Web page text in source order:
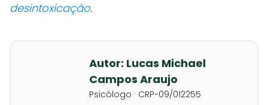
desintoxicação.
Autor: Lucas Michael
Campos Araujo
Psicólogo · CRP-09/012255